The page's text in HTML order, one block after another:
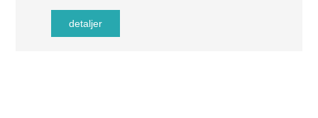
udvikling, fremstilling, træning, salg af
skønhedslaser-skønhedsmaskiner. Vores
detaljer